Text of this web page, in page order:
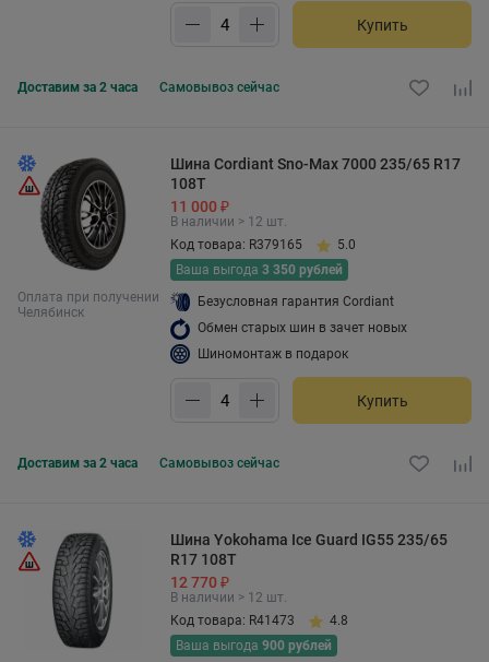
Купить
Доставим за 2 часа Самовывоз сейчас
Оплата при получении
Челябинск
Шина Cordiant Sno-Max 7000 235/65 R17
108T
11 000 ₽
В наличии > 12 шт.
Код товара: R379165
5.0
Ваша выгода 3 350 рублей
Безусловная гарантия Cordiant
Обмен старых шин в зачет новых
Шиномонтаж в подарок
Купить
Доставим за 2 часа Самовывоз сейчас
Шина Yokohama Ice Guard IG55 235/65
R17 108T
12 770 ₽
В наличии > 12 шт.
Код товара: R41473
4.8
Ваша выгода 900 рублей